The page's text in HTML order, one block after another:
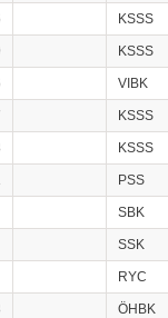
KSSS
KSSS
VIBK
KSSS
KSSS
PSS
SBK
SSK
RYC
ÖHBK